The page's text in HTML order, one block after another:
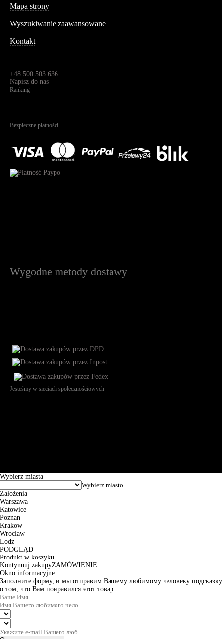
Mapa strony
Wyszukiwanie zaawansowane
Kontakt
+48 500 503 636
Napisz do nas
Ranking
Bezpieczne płatności
Wygodne metody dostawy
Jesteśmy w sieciach społecznościowych
Wybierz miasta
Założenia
Warszawa
Katowice
Poznan
Krakow
Wroclaw
Lodz
PODGLĄD
Produkt w koszyku
Kontynuuj zakupyZAMÓWIENIE
Okno informacyjne
Заполните форму, и мы отправим Вашему любимому человеку подсказку
о том, что Вам понравился этот товар.